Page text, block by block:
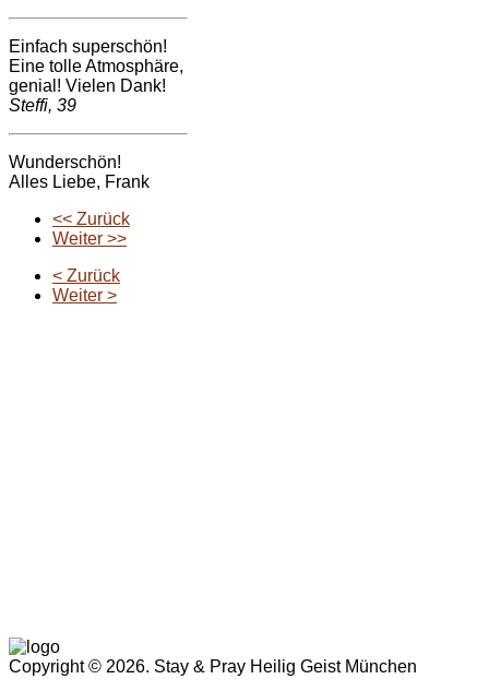
Einfach superschön!
Eine tolle Atmosphäre,
genial! Vielen Dank!
Steffi, 39
Wunderschön!
Alles Liebe, Frank
<< Zurück
Weiter >>
< Zurück
Weiter >
Copyright © 2026. Stay & Pray Heilig Geist München